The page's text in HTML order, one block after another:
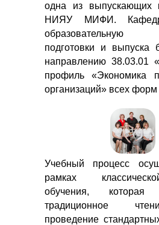
одна из выпускающих
НИЯУ МИФИ.
образовательную
подготовки и выпуска
направлению 38.03.01
профиль «Экономика
организаций» всех форм
Учебный процесс
рамках
обучения, которая
традиционное
проведение